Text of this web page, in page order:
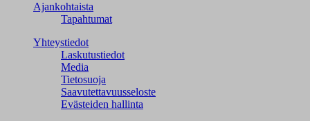
Ajankohtaista
Tapahtumat
Yhteystiedot
Laskutustiedot
Media
Tietosuoja
Saavutettavuusseloste
Evästeiden hallinta